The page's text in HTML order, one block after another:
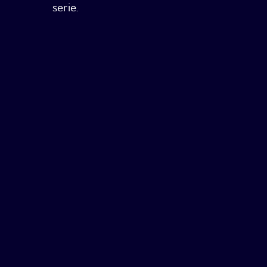
serie.